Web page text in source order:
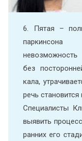
6. Пятая –
паркинсона
без
кала,
речь становится
Специалисты
выявить
ранних его